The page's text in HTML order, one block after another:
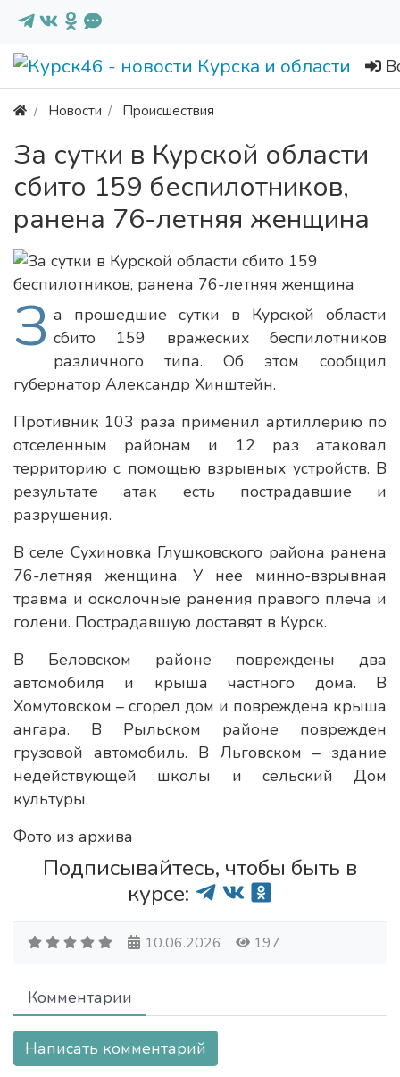
Новости Происшествия
За сутки в Курской области
сбито 159 беспилотников,
ранена 76-летняя женщина
З а прошедшие сутки в Курской области
сбито 159 вражеских беспилотников
различного типа. Об этом сообщил
губернатор Александр Хинштейн.
Противник 103 раза применил артиллерию по
отселенным районам и 12 раз атаковал
территорию с помощью взрывных устройств. В
результате атак есть пострадавшие и
разрушения.
В селе Сухиновка Глушковского района ранена
76-летняя женщина. У нее минно-взрывная
травма и осколочные ранения правого плеча и
голени. Пострадавшую доставят в Курск.
В Беловском районе повреждены два
автомобиля и крыша частного дома. В
Хомутовском – сгорел дом и повреждена крыша
ангара. В Рыльском районе поврежден
грузовой автомобиль. В Льговском – здание
недействующей школы и сельский Дом
культуры.
Фото из архива
Подписывайтесь, чтобы быть в
курсе:
10.06.2026 197
Комментарии
Написать комментарий